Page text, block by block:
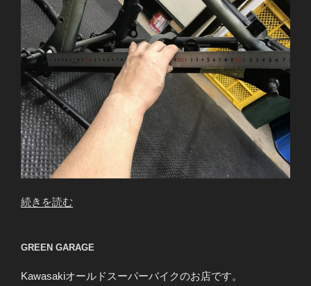
“Z1R1
レ
続きを読む
GREEN GARAGE
Kawasakiオールドスーパーバイクのお店です。